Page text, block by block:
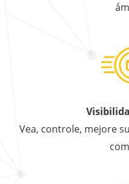
Vea, controle, mejore